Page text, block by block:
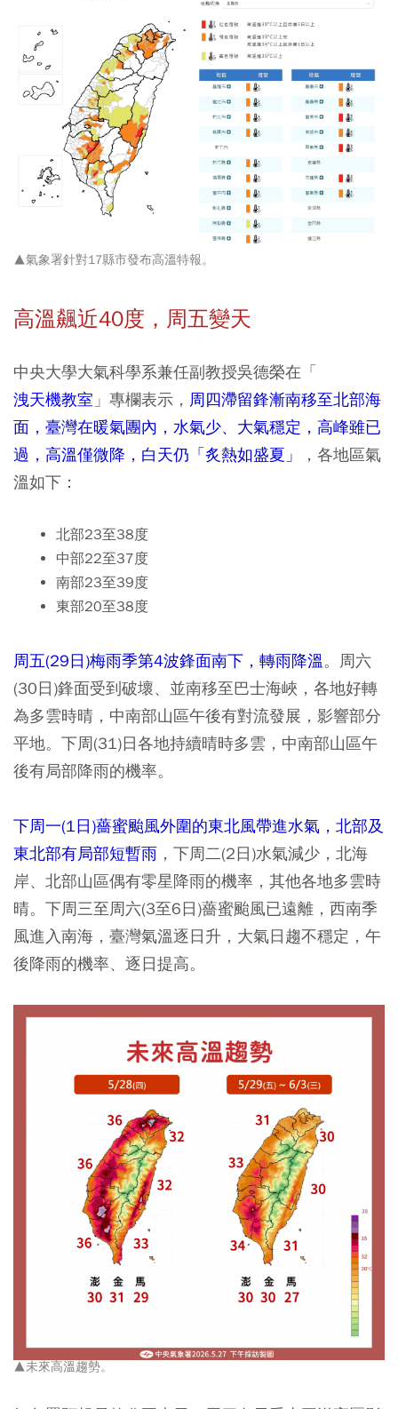
▲氣象署針對17縣市發布高溫特報。
高溫飆近40度，周五變天
中央大學大氣科學系兼任副教授吳德榮在「
洩天機教室 」專欄表示， 周四滯留鋒漸南移至北部海
面，臺灣在暖氣團內，水氣少、大氣穩定，高峰雖已
過，高溫僅微降，白天仍「炙熱如盛夏」
，各地區氣
溫如下：
北部23至38度
中部22至37度
南部23至39度
東部20至38度
周五(29日)梅雨季第4波鋒面南下，轉雨降溫。周六
(30日)鋒面受到破壞、並南移至巴士海峽，各地好轉
為多雲時晴，中南部山區午後有對流發展，影響部分
平地。下周(31)日各地持續晴時多雲，中南部山區午
後有局部降雨的機率。
下周一(1日)薔蜜颱風外圍的東北風帶進水氣，北部及
東北部有局部短暫雨 ，下周二(2日)水氣減少，北海
岸、北部山區偶有零星降雨的機率，其他各地多雲時
晴。下周三至周六(3至6日)薔蜜颱風已遠離，西南季
風進入南海，臺灣氣溫逐日升，大氣日趨不穩定，午
後降雨的機率、逐日提高。
▲未來高溫趨勢。